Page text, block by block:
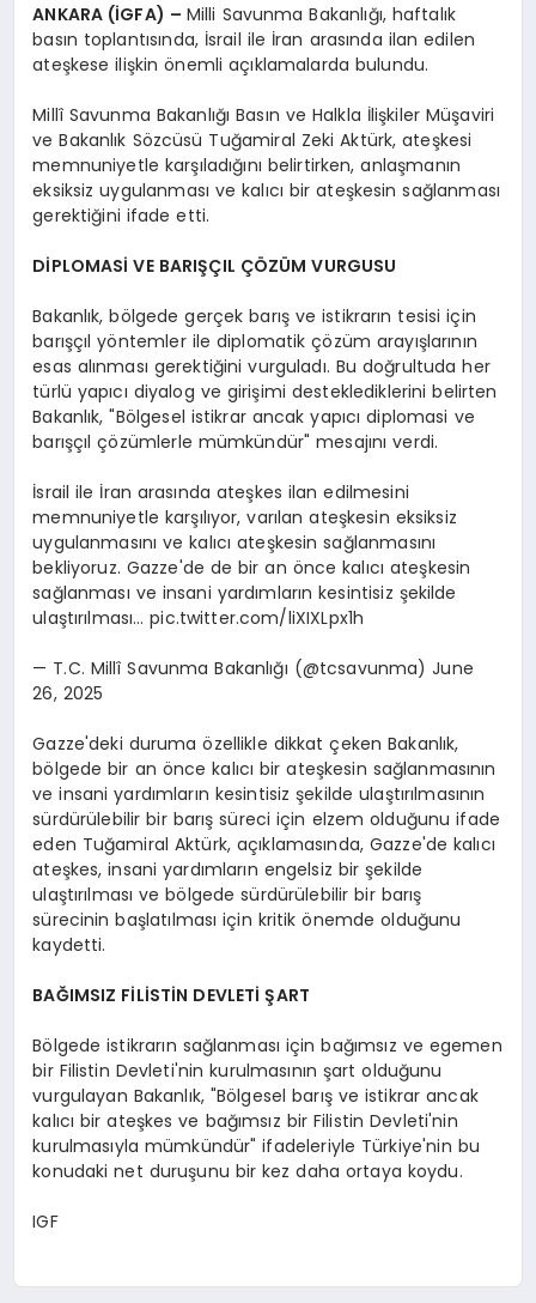
ANKARA (İGFA) – Milli Savunma Bakanlığı, haftalık
basın toplantısında, İsrail ile İran arasında ilan edilen
ateşkese ilişkin önemli açıklamalarda bulundu.
Millî Savunma Bakanlığı Basın ve Halkla İlişkiler Müşaviri
ve Bakanlık Sözcüsü Tuğamiral Zeki Aktürk, ateşkesi
memnuniyetle karşıladığını belirtirken, anlaşmanın
eksiksiz uygulanması ve kalıcı bir ateşkesin sağlanması
gerektiğini ifade etti.
DİPLOMASİ VE BARIŞÇIL ÇÖZÜM VURGUSU
Bakanlık, bölgede gerçek barış ve istikrarın tesisi için
barışçıl yöntemler ile diplomatik çözüm arayışlarının
esas alınması gerektiğini vurguladı. Bu doğrultuda her
türlü yapıcı diyalog ve girişimi desteklediklerini belirten
Bakanlık, "Bölgesel istikrar ancak yapıcı diplomasi ve
barışçıl çözümlerle mümkündür" mesajını verdi.
İsrail ile İran arasında ateşkes ilan edilmesini
memnuniyetle karşılıyor, varılan ateşkesin eksiksiz
uygulanmasını ve kalıcı ateşkesin sağlanmasını
bekliyoruz. Gazze'de de bir an önce kalıcı ateşkesin
sağlanması ve insani yardımların kesintisiz şekilde
ulaştırılması… pic.twitter.com/liXIXLpx1h
— T.C. Millî Savunma Bakanlığı (@tcsavunma) June
26, 2025
Gazze'deki duruma özellikle dikkat çeken Bakanlık,
bölgede bir an önce kalıcı bir ateşkesin sağlanmasının
ve insani yardımların kesintisiz şekilde ulaştırılmasının
sürdürülebilir bir barış süreci için elzem olduğunu ifade
eden Tuğamiral Aktürk, açıklamasında, Gazze'de kalıcı
ateşkes, insani yardımların engelsiz bir şekilde
ulaştırılması ve bölgede sürdürülebilir bir barış
sürecinin başlatılması için kritik önemde olduğunu
kaydetti.
BAĞIMSIZ FİLİSTİN DEVLETİ ŞART
Bölgede istikrarın sağlanması için bağımsız ve egemen
bir Filistin Devleti'nin kurulmasının şart olduğunu
vurgulayan Bakanlık, "Bölgesel barış ve istikrar ancak
kalıcı bir ateşkes ve bağımsız bir Filistin Devleti'nin
kurulmasıyla mümkündür" ifadeleriyle Türkiye'nin bu
konudaki net duruşunu bir kez daha ortaya koydu.
IGF